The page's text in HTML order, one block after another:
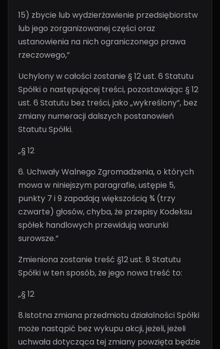
15) zbycie lub wydzierżawienie przedsiębiorstw
lub jego zorganizowanej części oraz
ustanowienia na nich ograniczonego prawa
rzeczowego,”
Uchylony w całości zostanie § 12 ust. 6 Statutu
Spółki o następującej treści, pozostawiając § 12
ust. 6 Statutu bez treści, jako „wykreślony”, bez
zmiany numeracji dalszych postanowień
Statutu Spółki.
„§ 12
6. Uchwały Walnego Zgromadzenia, o których
mowa w niniejszym paragrafie, ustępie 5,
punkty 7 i 9 zapadają większością ¾ (trzy
czwarte) głosów, chyba, że przepisy Kodeksu
spółek handlowych przewidują warunki
surowsze.”
Zmieniona zostanie treść §12 ust. 8 Statutu
Spółki w ten sposób, że jego nowa treść to:
„§ 12
8.Istotna zmiana przedmiotu działalności Spółki
może nastąpić bez wykupu akcji, jeżeli, jeżeli
uchwała dotycząca tej zmiany powzięta będzie